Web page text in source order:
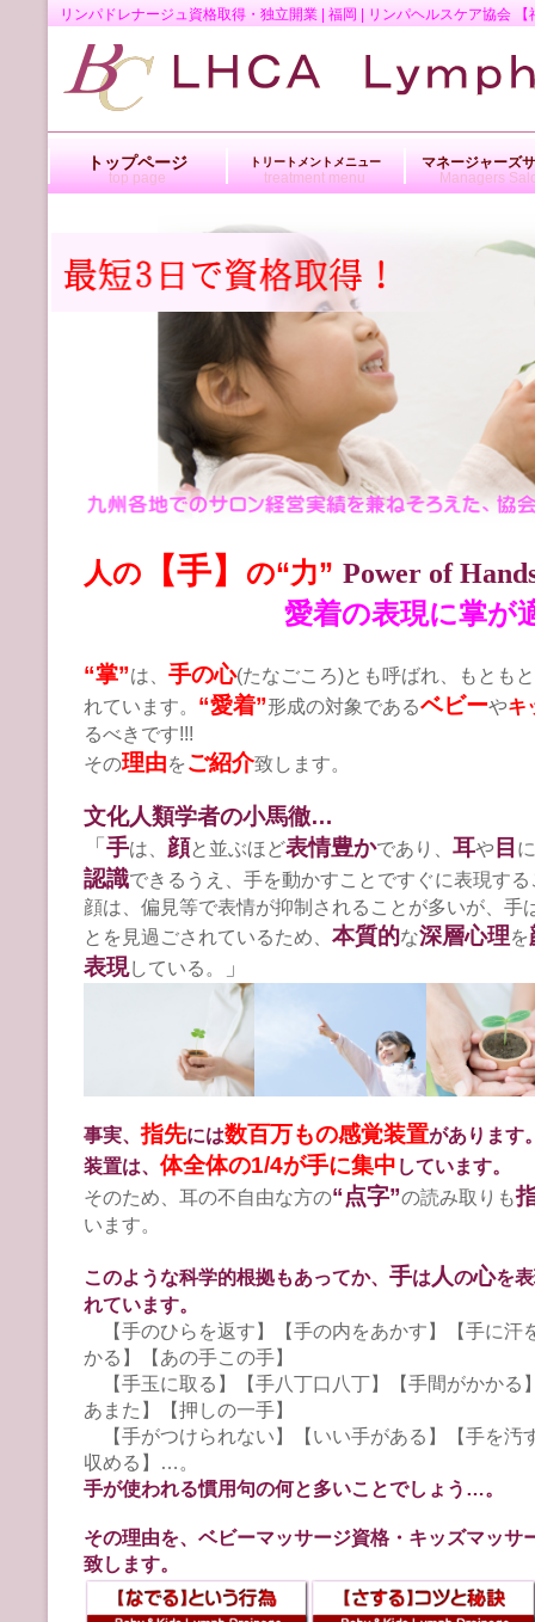
リンパドレナージュ資格取得・独立開業 | 福岡 | リンパヘルスケア協会
人の 【手】 の“力” Power of
愛着の表現に掌が適し
“掌”は、 手の心(たなごころ)とも呼ばれ、もとも
れています。 “愛着”形成の対象であるベビーやキ
るべきです!!!
その理由を ご紹介致します。
文化人類学者の小馬徹…
「 手は、 顔と並ぶほど表情豊かであり、 耳や 目 に
認識できる うえ、手を動かすことですぐに表現す
顔は、偏見等で表情が抑制されることが多いが、手
とを見過ごされているため、 本質的な深層心理を
表現している。 」
事実、指先には数百万もの感覚装置があります
装置は、 体全体の1/4が手に集中 しています。
そのため、耳の不自由な方の“点字”の読み取りも
います。
このような科学的根拠もあってか、 手は 人の心を
れています。
【手のひらを返す】【手の内をあかす】【手に汗
かる】【あの手この手】
【手玉に取る】【手八丁口八丁】【手間がかかる
あまた】【押しの一手】
【手がつけられない】【いい手がある】【手を汚
収める】…。
手が使われる慣用句の何と多いことでしょう…。
その理由を、ベビーマッサージ資格・キッズマッサ
致します。
トップページ
top page
トリートメントメニュー
treatment menu
マネージャーズ
Managers